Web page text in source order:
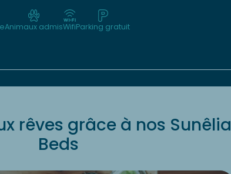
Animaux admisWifiParking gratuit
rêves grâce à nos Sunêlia
Beds